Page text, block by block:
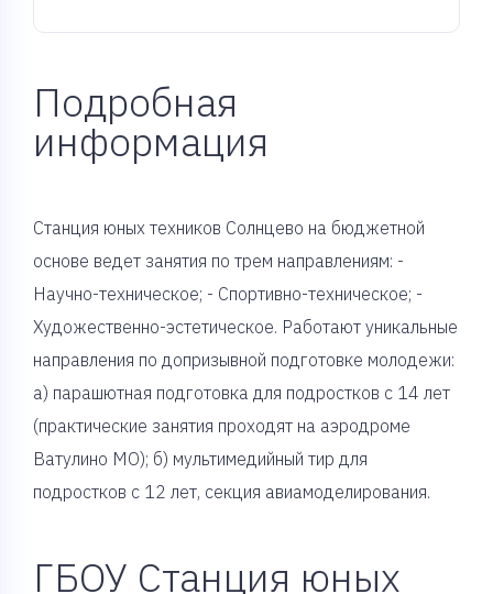
Подробная
информация
Станция юных техников Солнцево на бюджетной
основе ведет занятия по трем направлениям: -
Научно-техническое; - Спортивно-техническое; -
Художественно-эстетическое. Работают уникальные
направления по допризывной подготовке молодежи:
а) парашютная подготовка для подростков с 14 лет
(практические занятия проходят на аэродроме
Ватулино МО); б) мультимедийный тир для
подростков с 12 лет, секция авиамоделирования.
ГБОУ Станция юных